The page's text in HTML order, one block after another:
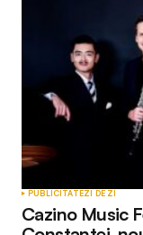
PUBLICITATEZI DE ZI
Cazino Music